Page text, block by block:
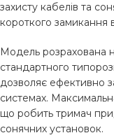
захисту кабелів та
короткого замикання
Модель розрахована
стандартного
дозволяє ефективно
системах.
що робить тримач
сонячних установок.